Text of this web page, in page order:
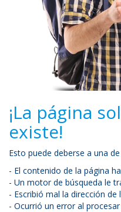
¡La página
existe!
Esto puede deberse a una
- El contenido de la página
- Un motor de búsqueda le
- Escribió mal la dirección de
- Ocurrió un error al